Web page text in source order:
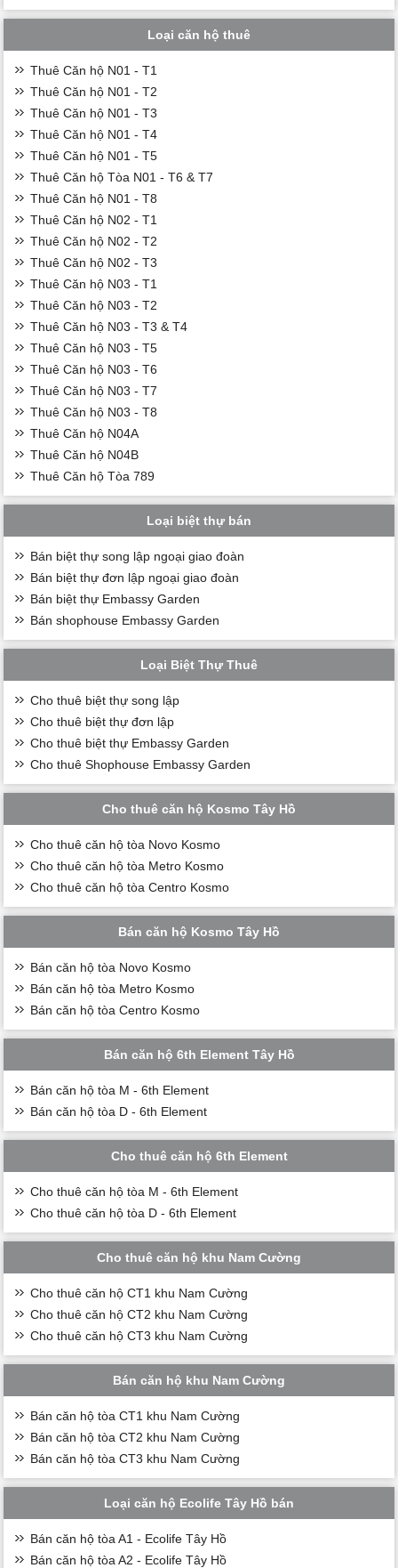
Loại căn hộ thuê
Thuê Căn hộ N01 - T1
Thuê Căn hộ N01 - T2
Thuê Căn hộ N01 - T3
Thuê Căn hộ N01 - T4
Thuê Căn hộ N01 - T5
Thuê Căn hộ Tòa N01 - T6 & T7
Thuê Căn hộ N01 - T8
Thuê Căn hộ N02 - T1
Thuê Căn hộ N02 - T2
Thuê Căn hộ N02 - T3
Thuê Căn hộ N03 - T1
Thuê Căn hộ N03 - T2
Thuê Căn hộ N03 - T3 & T4
Thuê Căn hộ N03 - T5
Thuê Căn hộ N03 - T6
Thuê Căn hộ N03 - T7
Thuê Căn hộ N03 - T8
Thuê Căn hộ N04A
Thuê Căn hộ N04B
Thuê Căn hộ Tòa 789
Loại biệt thự bán
Bán biệt thự song lập ngoại giao đoàn
Bán biệt thự đơn lập ngoại giao đoàn
Bán biệt thự Embassy Garden
Bán shophouse Embassy Garden
Loại Biệt Thự Thuê
Cho thuê biệt thự song lập
Cho thuê biệt thự đơn lập
Cho thuê biệt thự Embassy Garden
Cho thuê Shophouse Embassy Garden
Cho thuê căn hộ Kosmo Tây Hồ
Cho thuê căn hộ tòa Novo Kosmo
Cho thuê căn hộ tòa Metro Kosmo
Cho thuê căn hộ tòa Centro Kosmo
Bán căn hộ Kosmo Tây Hồ
Bán căn hộ tòa Novo Kosmo
Bán căn hộ tòa Metro Kosmo
Bán căn hộ tòa Centro Kosmo
Bán căn hộ 6th Element Tây Hồ
Bán căn hộ tòa M - 6th Element
Bán căn hộ tòa D - 6th Element
Cho thuê căn hộ 6th Element
Cho thuê căn hộ tòa M - 6th Element
Cho thuê căn hộ tòa D - 6th Element
Cho thuê căn hộ khu Nam Cường
Cho thuê căn hộ CT1 khu Nam Cường
Cho thuê căn hộ CT2 khu Nam Cường
Cho thuê căn hộ CT3 khu Nam Cường
Bán căn hộ khu Nam Cường
Bán căn hộ tòa CT1 khu Nam Cường
Bán căn hộ tòa CT2 khu Nam Cường
Bán căn hộ tòa CT3 khu Nam Cường
Loại căn hộ Ecolife Tây Hồ bán
Bán căn hộ tòa A1 - Ecolife Tây Hồ
Bán căn hộ tòa A2 - Ecolife Tây Hồ